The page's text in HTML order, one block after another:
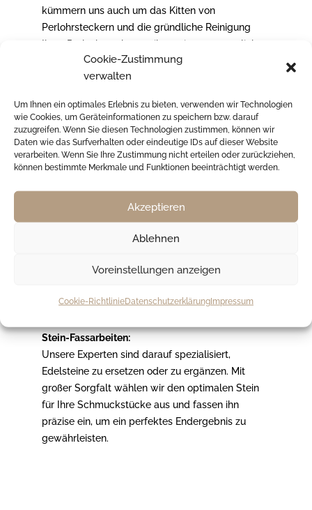
Cookie-Zustimmung
verwalten
Um Ihnen ein optimales Erlebnis zu bieten, verwenden wir Technologien
wie Cookies, um Geräteinformationen zu speichern bzw. darauf
zuzugreifen. Wenn Sie diesen Technologien zustimmen, können wir
Daten wie das Surfverhalten oder eindeutige IDs auf dieser Website
verarbeiten. Wenn Sie Ihre Zustimmung nicht erteilen oder zurückziehen,
können bestimmte Merkmale und Funktionen beeinträchtigt werden.
Akzeptieren
Ablehnen
Voreinstellungen anzeigen
Cookie-RichtlinieDatenschutzerklärungImpressum
kümmern uns auch um das Kitten von
Perlohrsteckern und die gründliche Reinigung
Ihres Perlschmucks, um ihm seine ursprüngliche
Schönheit zurückzugeben.
Schmuckreinigung:
Mit modernster Technik bieten wir
Schmuckoberflächen an. So sorgen wir dafür,
dass Ihre Schmuckstücke wieder strahlen und
Stein-Fassarbeiten:
Unsere Experten sind darauf spezialisiert,
Edelsteine zu ersetzen oder zu ergänzen. Mit
großer Sorgfalt wählen wir den optimalen Stein
für Ihre Schmuckstücke aus und fassen ihn
präzise ein, um ein perfektes Endergebnis zu
gewährleisten.